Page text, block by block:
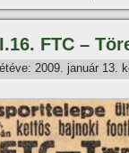
FTC –
2009. január 13.